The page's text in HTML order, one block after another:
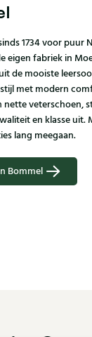
1734 voor puur
eigen fabriek in
de mooiste
met modern
nette veterschoen,
en klasse uit.
lang meegaan.
Bommel